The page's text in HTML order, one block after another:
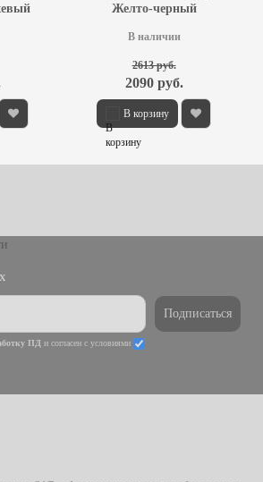
Желто-черный
В наличии
В корзину
2613 руб.
2090 руб.
Подписаться
ПД и согласен с условиями